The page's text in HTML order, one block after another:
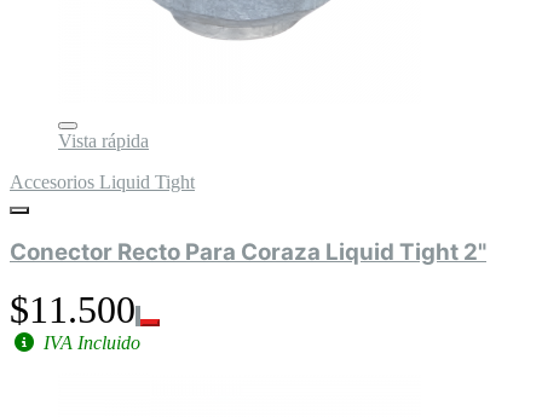
Vista rápida
Accesorios Liquid Tight
Conector Recto Para Coraza Liquid Tight 2"
$11.500
IVA Incluido